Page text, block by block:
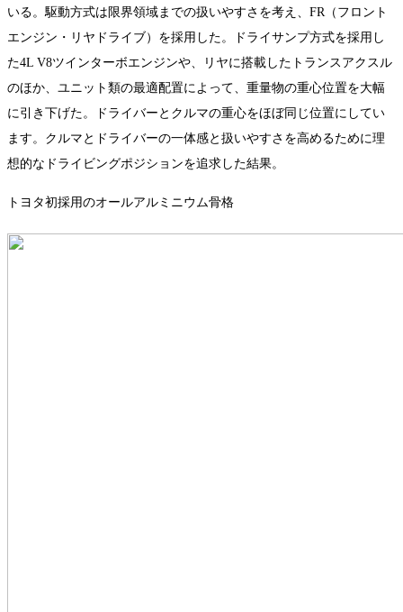
いる。駆動方式は限界領域までの扱いやすさを考え、FR（フロント
エンジン・リヤドライブ）を採用した。ドライサンプ方式を採用し
た4L V8ツインターボエンジンや、リヤに搭載したトランスアクスル
のほか、ユニット類の最適配置によって、重量物の重心位置を大幅
に引き下げた。ドライバーとクルマの重心をほぼ同じ位置にしてい
ます。クルマとドライバーの一体感と扱いやすさを高めるために理
想的なドライビングポジションを追求した結果。
トヨタ初採用のオールアルミニウム骨格